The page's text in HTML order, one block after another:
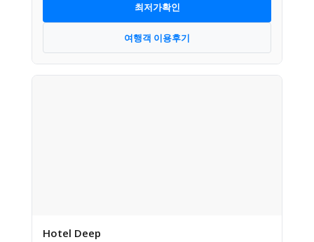
최저가확인
여행객 이용후기
Hotel Deep